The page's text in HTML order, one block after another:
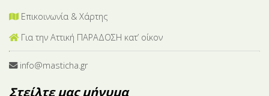
Επικοινωνία & Χάρτης
Για την Αττική ΠΑΡΑΔΟΣΗ κατ’ οίκον
info@masticha.gr
Στείλτε μας μήνυμα